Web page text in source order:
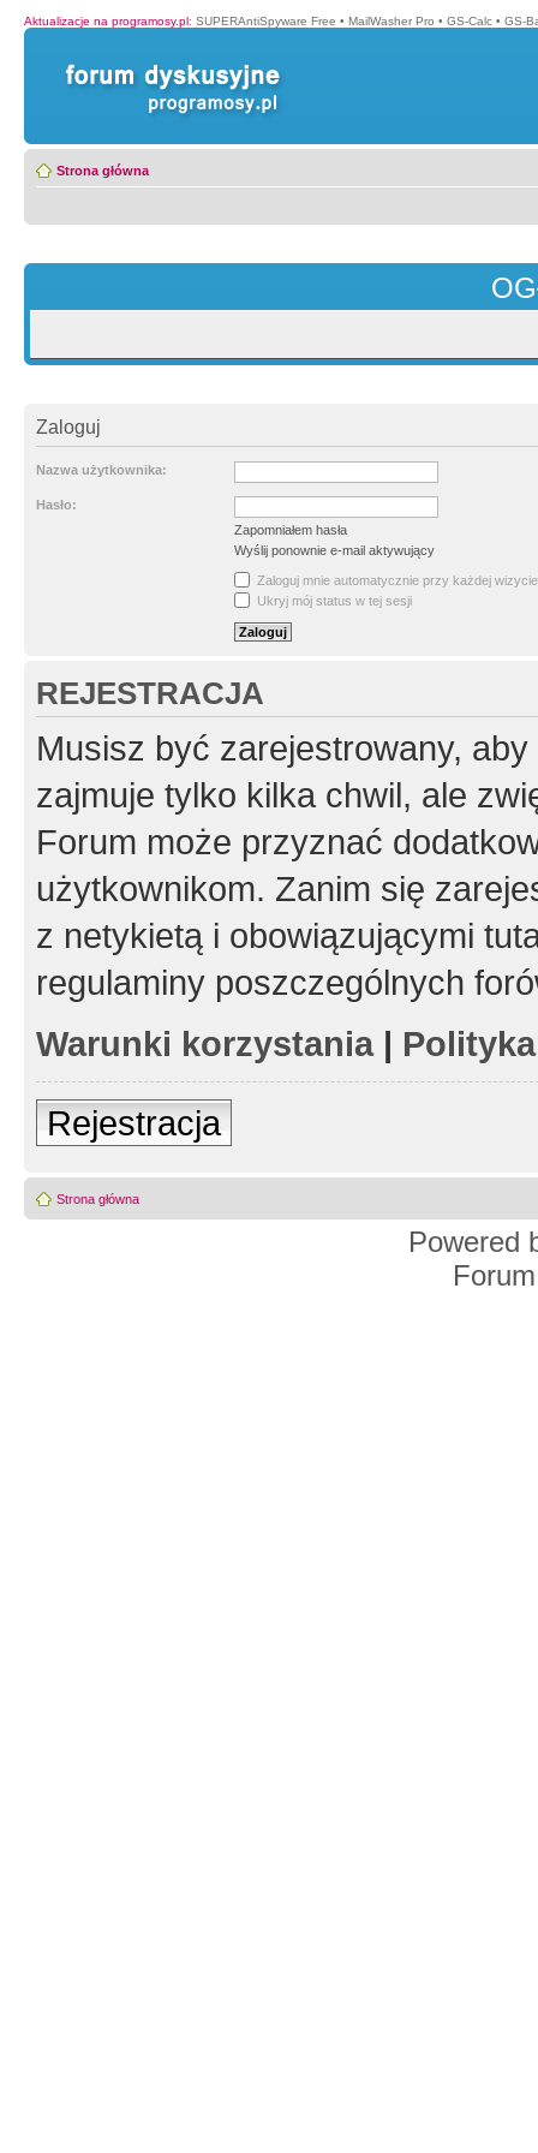
Aktualizacje na programosy.pl: SUPERAntiSpyware Free • MailWasher Pro • GS-Calc • GS-
Strona główna
Zaloguj
Nazwa użytkownika:
Hasło:
Zapomniałem hasła
Wyślij ponownie e-mail aktywujący
Zaloguj mnie automatycznie przy każdej wizycie
Ukryj mój status w tej sesji
REJESTRACJA
Musisz być zarejestrowany,
zajmuje tylko kilka chwil, ale
Forum może przyznać
użytkownikom. Zanim się
z netykietą i obowiązującymi
regulaminy poszczególnych
Warunki korzystania|
Rejestracja
Strona główna
Powered